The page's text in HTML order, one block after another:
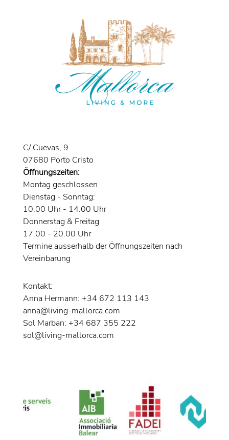
C/ Cuevas, 9
07680 Porto Cristo
Öffnungszeiten:
Montag geschlossen
Dienstag - Sonntag:
10.00 Uhr - 14.00 Uhr
Donnerstag & Freitag
17.00 - 20.00 Uhr
Termine ausserhalb der Öffnungszeiten nach
Vereinbarung
Kontakt:
Anna Hermann: +34 672 113 143
anna@living-mallorca.com
Sol Marban: +34 687 355 222
sol@living-mallorca.com